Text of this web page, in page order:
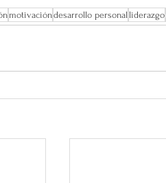
motivacióndesarrollo personal liderazgo